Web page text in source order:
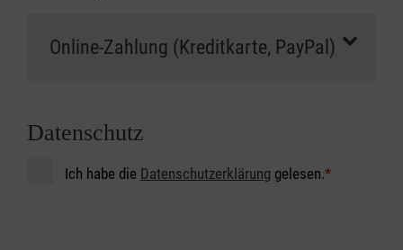
Datenschutz
Ich habe die Datenschutzerklärung gelesen.*